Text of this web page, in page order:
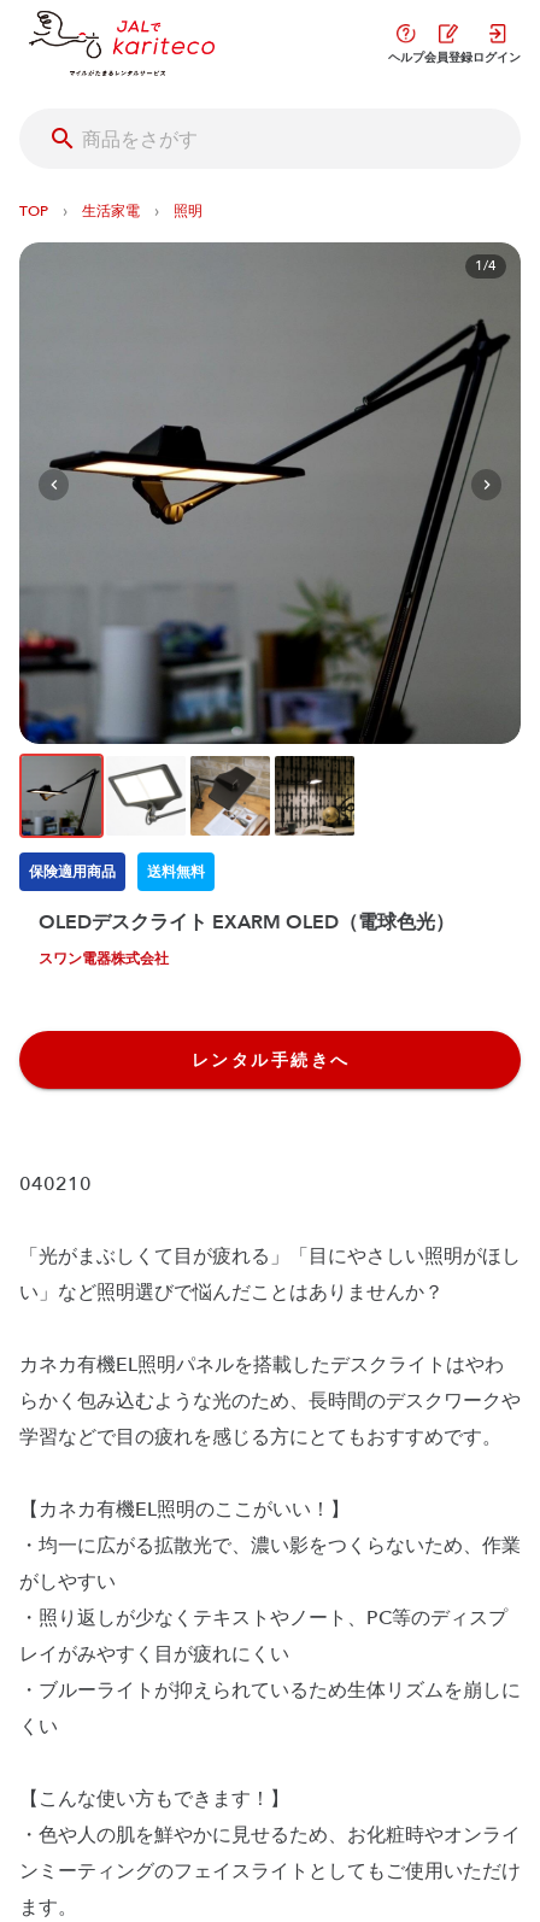
ヘルプ会員登録ログイン
TOP › 生活家電 › 照明
1/4
保険適用商品 送料無料
OLEDデスクライト EXARM OLED（電球色光）
スワン電器株式会社
レンタル手続きへ
040210
「光がまぶしくて目が疲れる」「目にやさしい照明がほし
い」など照明選びで悩んだことはありませんか？
カネカ有機EL照明パネルを搭載したデスクライトはやわ
らかく包み込むような光のため、長時間のデスクワークや
学習などで目の疲れを感じる方にとてもおすすめです。
【カネカ有機EL照明のここがいい！】
・均一に広がる拡散光で、濃い影をつくらないため、作業
がしやすい
・照り返しが少なくテキストやノート、PC等のディスプ
レイがみやすく目が疲れにくい
・ブルーライトが抑えられているため生体リズムを崩しに
くい
【こんな使い方もできます！】
・色や人の肌を鮮やかに見せるため、お化粧時やオンライ
ンミーティングのフェイスライトとしてもご使用いただけ
ます。